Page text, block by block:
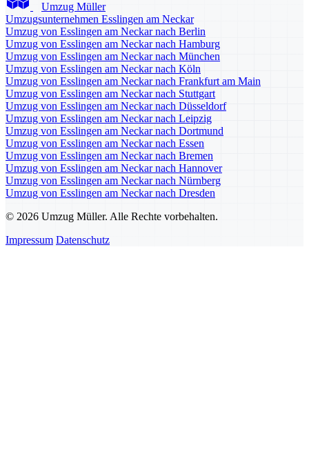
Umzug Müller
Umzugsunternehmen Esslingen am Neckar
Umzug von Esslingen am Neckar nach Berlin
Umzug von Esslingen am Neckar nach Hamburg
Umzug von Esslingen am Neckar nach München
Umzug von Esslingen am Neckar nach Köln
Umzug von Esslingen am Neckar nach Frankfurt am Main
Umzug von Esslingen am Neckar nach Stuttgart
Umzug von Esslingen am Neckar nach Düsseldorf
Umzug von Esslingen am Neckar nach Leipzig
Umzug von Esslingen am Neckar nach Dortmund
Umzug von Esslingen am Neckar nach Essen
Umzug von Esslingen am Neckar nach Bremen
Umzug von Esslingen am Neckar nach Hannover
Umzug von Esslingen am Neckar nach Nürnberg
Umzug von Esslingen am Neckar nach Dresden
© 2026 Umzug Müller. Alle Rechte vorbehalten.
Impressum Datenschutz